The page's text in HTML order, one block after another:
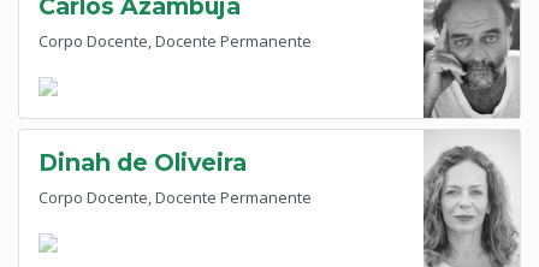
Carlos Azambuja
Corpo Docente, Docente Permanente
Dinah de Oliveira
Corpo Docente, Docente Permanente